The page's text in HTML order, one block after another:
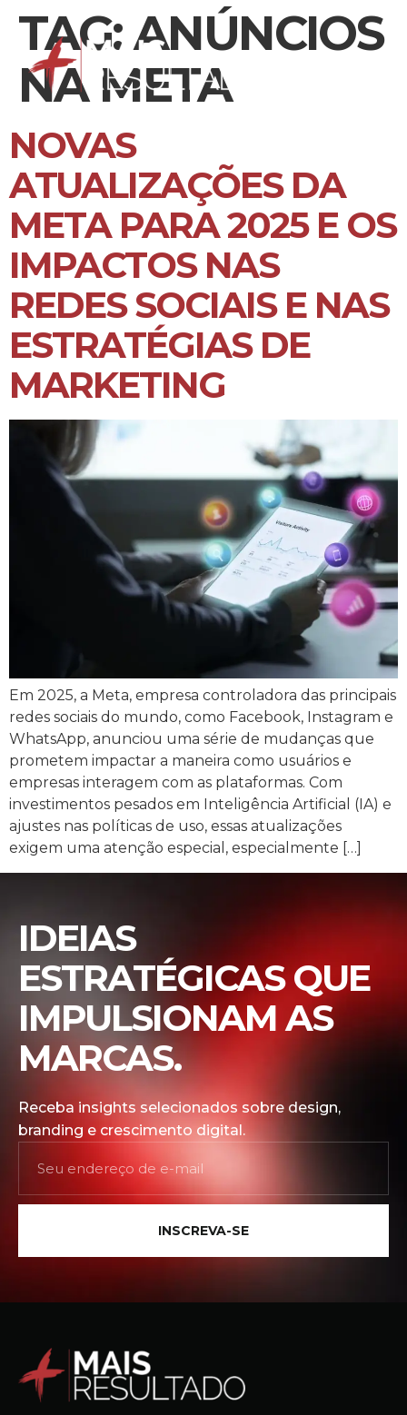
TAG:ANÚNCIOS
NA META
NOVAS
ATUALIZAÇÕES DA
META PARA 2025 E OS
IMPACTOS NAS
REDES SOCIAIS E NAS
ESTRATÉGIAS DE
MARKETING
Em 2025, a Meta, empresa controladora das principais
redes sociais do mundo, como Facebook, Instagram e
WhatsApp, anunciou uma série de mudanças que
prometem impactar a maneira como usuários e
empresas interagem com as plataformas. Com
investimentos pesados em Inteligência Artificial (IA) e
ajustes nas políticas de uso, essas atualizações
exigem uma atenção especial, especialmente […]
IDEIAS
ESTRATÉGICAS QUE
IMPULSIONAM AS
MARCAS.
Receba insights selecionados sobre design,
branding e crescimento digital.
INSCREVA-SE